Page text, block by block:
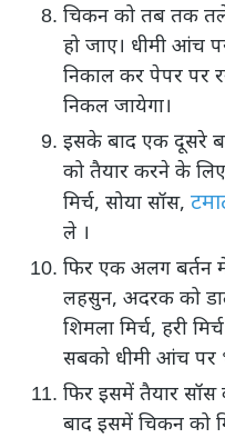
चिकन को तब तक तले जब तक की वह गोल्डन ब्राउन न
हो जाए। धीमी आंच
निकाल कर पेपर पर
निकल जायेगा।
इसके बाद एक दूसरे बर्तन में सॉस को तैयार कर ले। सॉस
को तैयार करने के
मिर्च, सोया सॉस,
ले ।
फिर एक अलग बर्तन में तेल को गर्म करे और उसमे
लहसुन, अदरक को
शिमला मिर्च, हरी
सबको धीमी आंच पर
फिर इसमें तैयार सॉस को मिला दे और पकने दे। इसके
बाद इसमें चिकन को